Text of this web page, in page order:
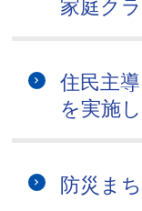
家庭クラ
住民主
を実施
防災ま